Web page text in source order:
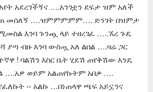
አደረገችኝና ….አንገቷን ደፍታ ዝም አለች
መሰለኝ ….ዝምምምምም…. ድንገት በዝምታ
እንባ ጉንጯ ላይ ተዘረገፈ …..ኧረ ጉዴ
ያጣ ብዙ እንባ ውስጧ አለ ልበል ….ዛሬ ጋር
! ባልሽን እስር ቤት ሂደሽ ጠየቅሽው እንዴ
….አዎ ወይም አልጠየኩትም አበቃ ….
›› አልኩ …በነጠላዋ ጫፍ አይኗንና